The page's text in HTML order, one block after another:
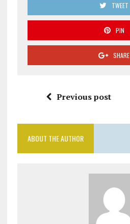
TWEET
PIN
SHARE
Previous post
ABOUT THE AUTHOR